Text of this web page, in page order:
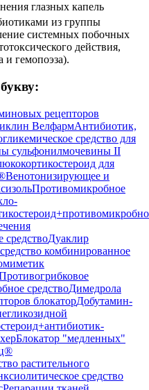
глазных капель
из группы
системных побочных
действия,
и гемопоэза).
рецепторов
ВелфармАнтибиотик,
средство для
сульфонилмочевины II
для
Венотонизирующее и
Противомикробное
средствоДуаклир
комбинированное
средствоДимедрола
блокаторДобутамин-
Блокатор "медленных"
растительного
средство